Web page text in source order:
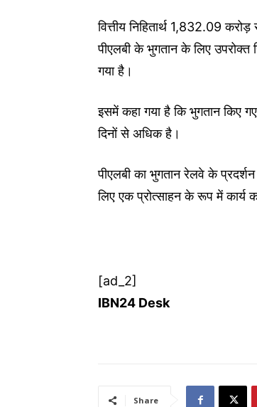
वित्तीय निहितार्थ 1,832.09
पीएलबी के भुगतान के लिए उपरोक्त
गया है।
इसमें कहा गया है कि भुगतान किए
दिनों से अधिक है।
पीएलबी का भुगतान रेलवे के
लिए एक प्रोत्साहन के रूप में कार्य
[ad_2]
IBN24 Desk
Share